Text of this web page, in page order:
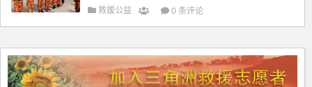
救援公益 0 条评论